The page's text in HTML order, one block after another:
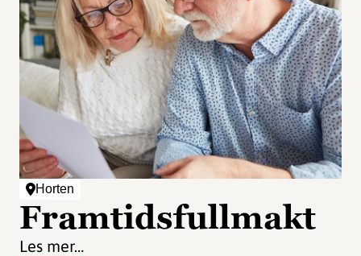
Horten
Framtidsfullmakt
Les mer…